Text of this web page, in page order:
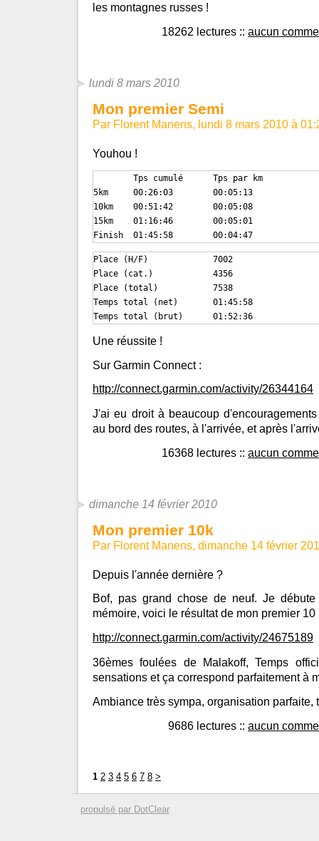
les montagnes russes !
18262 lectures :: aucun
lundi 8 mars 2010
Mon premier Semi
Par Florent Manens, lundi 8 mars 2010 à
Youhou !
5km	00:26:03	00:05:13
10km	00:51:42	00:05:08
15km	01:16:46	00:05:01
Finish	01:45:58	00:04:47
Place (H/F)		7002
Place (cat.)		4356
Place (total)		7538
Temps total (net)	01:45:58
Temps total (brut)	01:52:36
Une réussite !
Sur Garmin Connect :
http://connect.garmin.com/activity/26344164
J'ai eu droit à beaucoup
au bord des routes, à l'arrivée, et après
16368 lectures :: aucun
dimanche 14 février 2010
Mon premier 10k
Par Florent Manens, dimanche 14 février
Depuis l'année dernière ?
Bof, pas grand chose de neuf. Je
mémoire, voici le résultat de mon premier 10
http://connect.garmin.com/activity/24675189
36èmes foulées de Malakoff, Temps
sensations et ça correspond parfaitement à
Ambiance très sympa, organisation parfaite,
9686 lectures :: aucun
1 2 3 4 5 6 7 8 >
propulsé par DotClear